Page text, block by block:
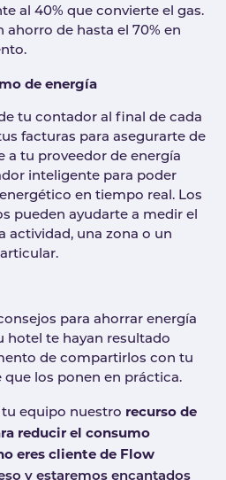
al 40% que convierte el gas.
ahorro de hasta el 70% en
de energía
tu contador al final de cada
facturas para asegurarte de
a tu proveedor de energía
inteligente para poder
en tiempo real. Los
pueden ayudarte a medir el
actividad, una zona o un
para ahorrar energía
hotel te hayan resultado
de compartirlos con tu
que los ponen en práctica.
equipo nuestro recurso de
reducir el consumo
eres cliente de Flow
y estaremos encantados